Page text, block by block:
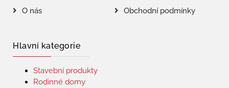
O nás
Obchodní podmínky
Hlavní kategorie
Stavební produkty
Rodinné domy